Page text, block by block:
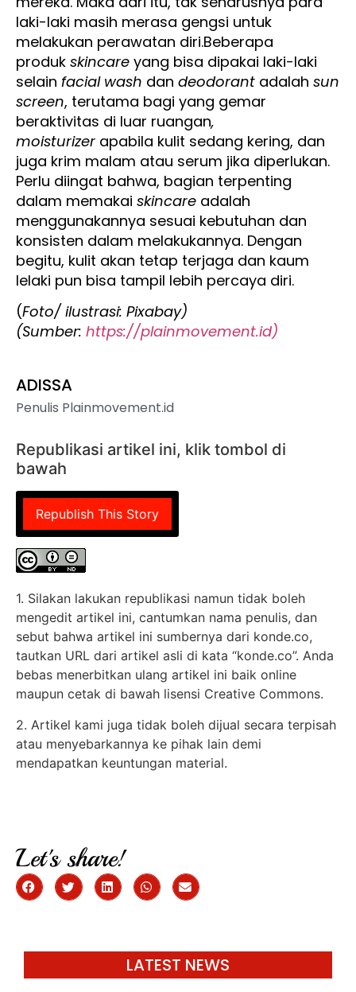
laki-laki masih merasa gengsi untuk
melakukan perawatan diri.Beberapa
produk skincare yang bisa dipakai laki-laki
selain facial wash dan deodorant adalah sun
screen, terutama bagi yang gemar
beraktivitas di luar ruangan,
moisturizer apabila kulit sedang kering, dan
juga krim malam atau serum jika diperlukan.
Perlu diingat bahwa, bagian terpenting
dalam memakai skincare adalah
menggunakannya sesuai kebutuhan dan
konsisten dalam melakukannya. Dengan
begitu, kulit akan tetap terjaga dan kaum
lelaki pun bisa tampil lebih percaya diri.
(Foto/ ilustrasi: Pixabay)
(Sumber: https://plainmovement.id)
ADISSA
Penulis Plainmovement.id
Republikasi artikel ini, klik tombol di
bawah
Republish This Story
1. Silakan lakukan republikasi namun tidak boleh
mengedit artikel ini, cantumkan nama penulis, dan
sebut bahwa artikel ini sumbernya dari konde.co,
tautkan URL dari artikel asli di kata “konde.co”. Anda
bebas menerbitkan ulang artikel ini baik online
maupun cetak di bawah lisensi Creative Commons.
2. Artikel kami juga tidak boleh dijual secara terpisah
atau menyebarkannya ke pihak lain demi
mendapatkan keuntungan material.
Let's share!
LATEST NEWS